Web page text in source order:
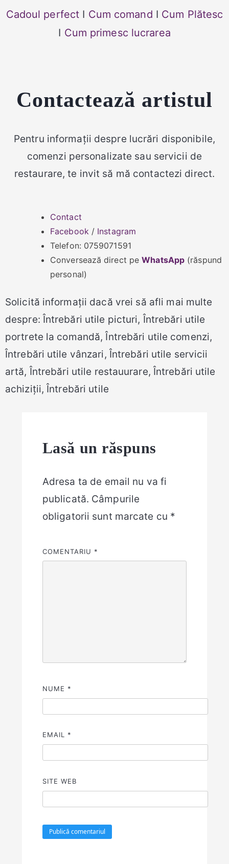
Cadoul perfect I Cum comand I Cum Plătesc
I Cum primesc lucrarea
Contactează artistul
Pentru informații despre lucrări disponibile,
comenzi personalizate sau servicii de
restaurare, te invit să mă contactezi direct.
Contact
Facebook / Instagram
Telefon: 0759071591
Conversează direct peWhatsApp (răspund
personal)
Solicită informații dacă vrei să afli mai multe
despre: Întrebări utile picturi, Întrebări utile
portrete la comandă, Întrebări utile comenzi,
Întrebări utile vânzari, Întrebări utile servicii
artă, Întrebări utile restauurare, Întrebări utile
achiziții, Întrebări utile
Lasă un răspuns
Adresa ta de email nu va fi
publicată. Câmpurile
obligatorii sunt marcate cu *
COMENTARIU *
NUME *
EMAIL *
SITE WEB